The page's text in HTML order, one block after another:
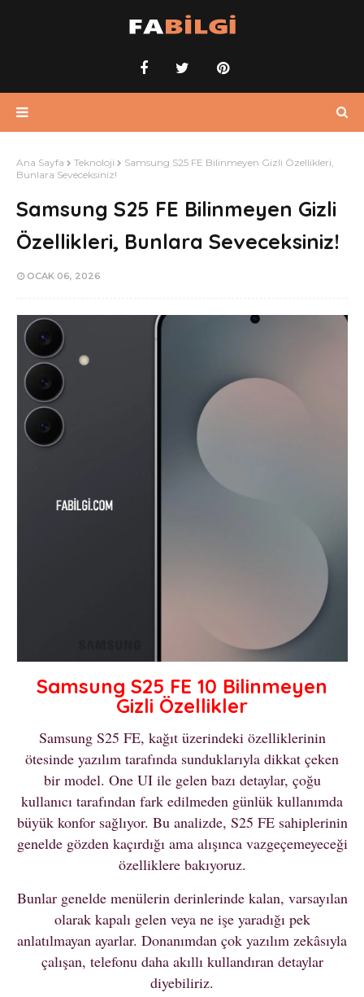
Ana Sayfa Teknoloji
Samsung S25 FE Bilinmeyen Gizli Özellikleri,
Bunlara Seveceksiniz!
Samsung S25 FE Bilinmeyen Gizli
Özellikleri, Bunlara Seveceksiniz!
OCAK 06, 2026
Samsung S25 FE 10 Bilinmeyen
Gizli Özellikler
Samsung S25 FE, kağıt üzerindeki özelliklerinin
ötesinde yazılım tarafında sunduklarıyla dikkat çeken
bir model. One UI ile gelen bazı detaylar, çoğu
kullanıcı tarafından fark edilmeden günlük kullanımda
büyük konfor sağlıyor. Bu analizde, S25 FE sahiplerinin
genelde gözden kaçırdığı ama alışınca vazgeçemeyeceği
özelliklere bakıyoruz.
Bunlar genelde menülerin derinlerinde kalan, varsayılan
olarak kapalı gelen veya ne işe yaradığı pek
anlatılmayan ayarlar. Donanımdan çok yazılım zekâsıyla
çalışan, telefonu daha akıllı kullandıran detaylar
diyebiliriz.